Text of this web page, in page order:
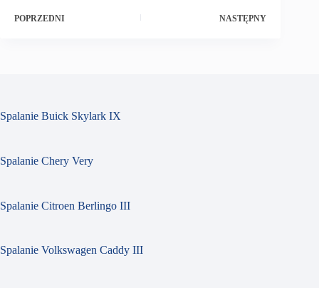
POPRZEDNI NASTĘPNY
Spalanie Buick Skylark IX
Spalanie Chery Very
Spalanie Citroen Berlingo III
Spalanie Volkswagen Caddy III